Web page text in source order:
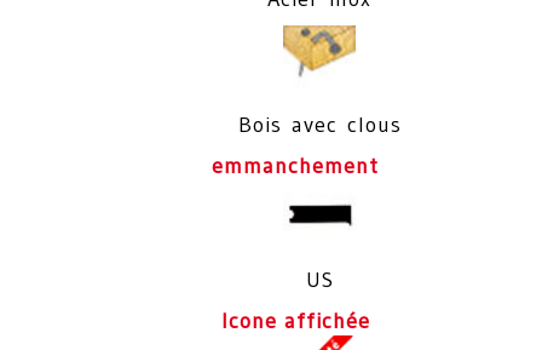
Bois avec clous
emmanchement
US
Icone affichée